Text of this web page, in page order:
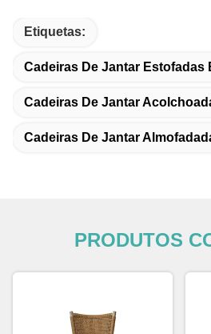
Etiquetas:
Cadeiras De Jantar Estofadas
Cadeiras De Jantar
Cadeiras De Jantar
PRODUTOS